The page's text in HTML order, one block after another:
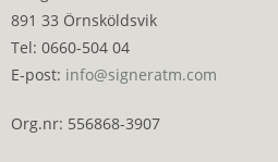
891 33 Örnsköldsvik
Tel: 0660-504 04
E-post: info@signeratm.com
Org.nr: 556868-3907